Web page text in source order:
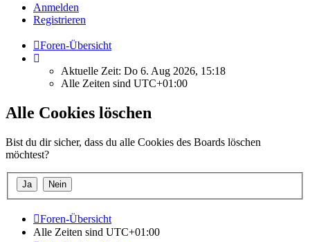
Anmelden
Registrieren
Foren-Übersicht
Aktuelle Zeit: Do 6. Aug 2026, 15:18
Alle Zeiten sind UTC+01:00
Alle Cookies löschen
Bist du dir sicher, dass du alle Cookies des Boards löschen
möchtest?
Foren-Übersicht
Alle Zeiten sind UTC+01:00